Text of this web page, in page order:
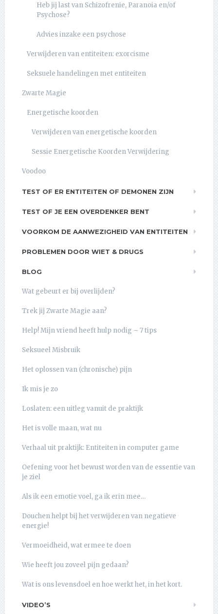
Heb jij last van Schizofrenie, Paranoia en/of
Psychose?
Advies inzake een psychose
Verwijderen van entiteiten: exorcisme
Seksuele handelingen met entiteiten
Zwarte Magie
Energetische koorden
Verwijderen van energetische koorden
Sessie Energetische Koorden Verwijdering
Voodoo
TEST OF ER ENTITEITEN OF DEMONEN ZIJN
TEST OF JE EEN OVERDENKER BENT
VOORKOM DE AANWEZIGHEID VAN ENTITEITEN
PROBLEMEN DOOR WIET & DRUGS
BLOG
Wat gebeurt er bij overlijden?
Trek jij Zwarte Magie aan?
Help! Mijn vriend heeft hulp nodig – 7 tips
Seksueel Misbruik
Het oplossen van (chronische) pijn
Ik mis je zo
Loslaten: een uitleg vanuit de praktijk
Het is volle maan, wat nu
Verhaal uit praktijk: Entiteiten in computer game
Oefening voor het bewust worden van de essentie van
je ziel
Als ik een emotie voel, ga ik erin mee…
Douchen helpt bij het verwijderen van negatieve
energie!
Vermoeidheid, wat ermee te doen
Wie heeft jou zoveel pijn gedaan?
Wat is ons levensdoel en hoe werkt het, in het kort.
VIDEO’S